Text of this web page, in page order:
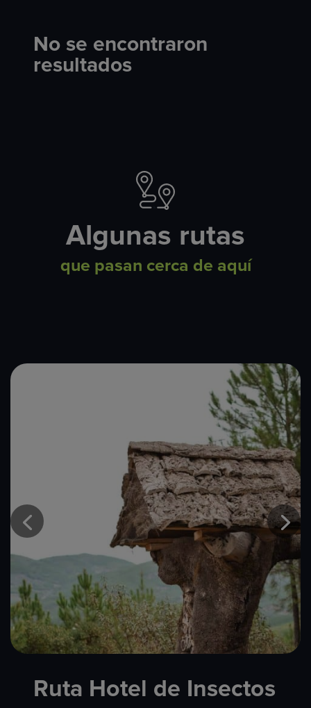
No se encontraron
resultados
Algunas rutas
que pasan cerca de aquí
Ruta Hotel de Insectos